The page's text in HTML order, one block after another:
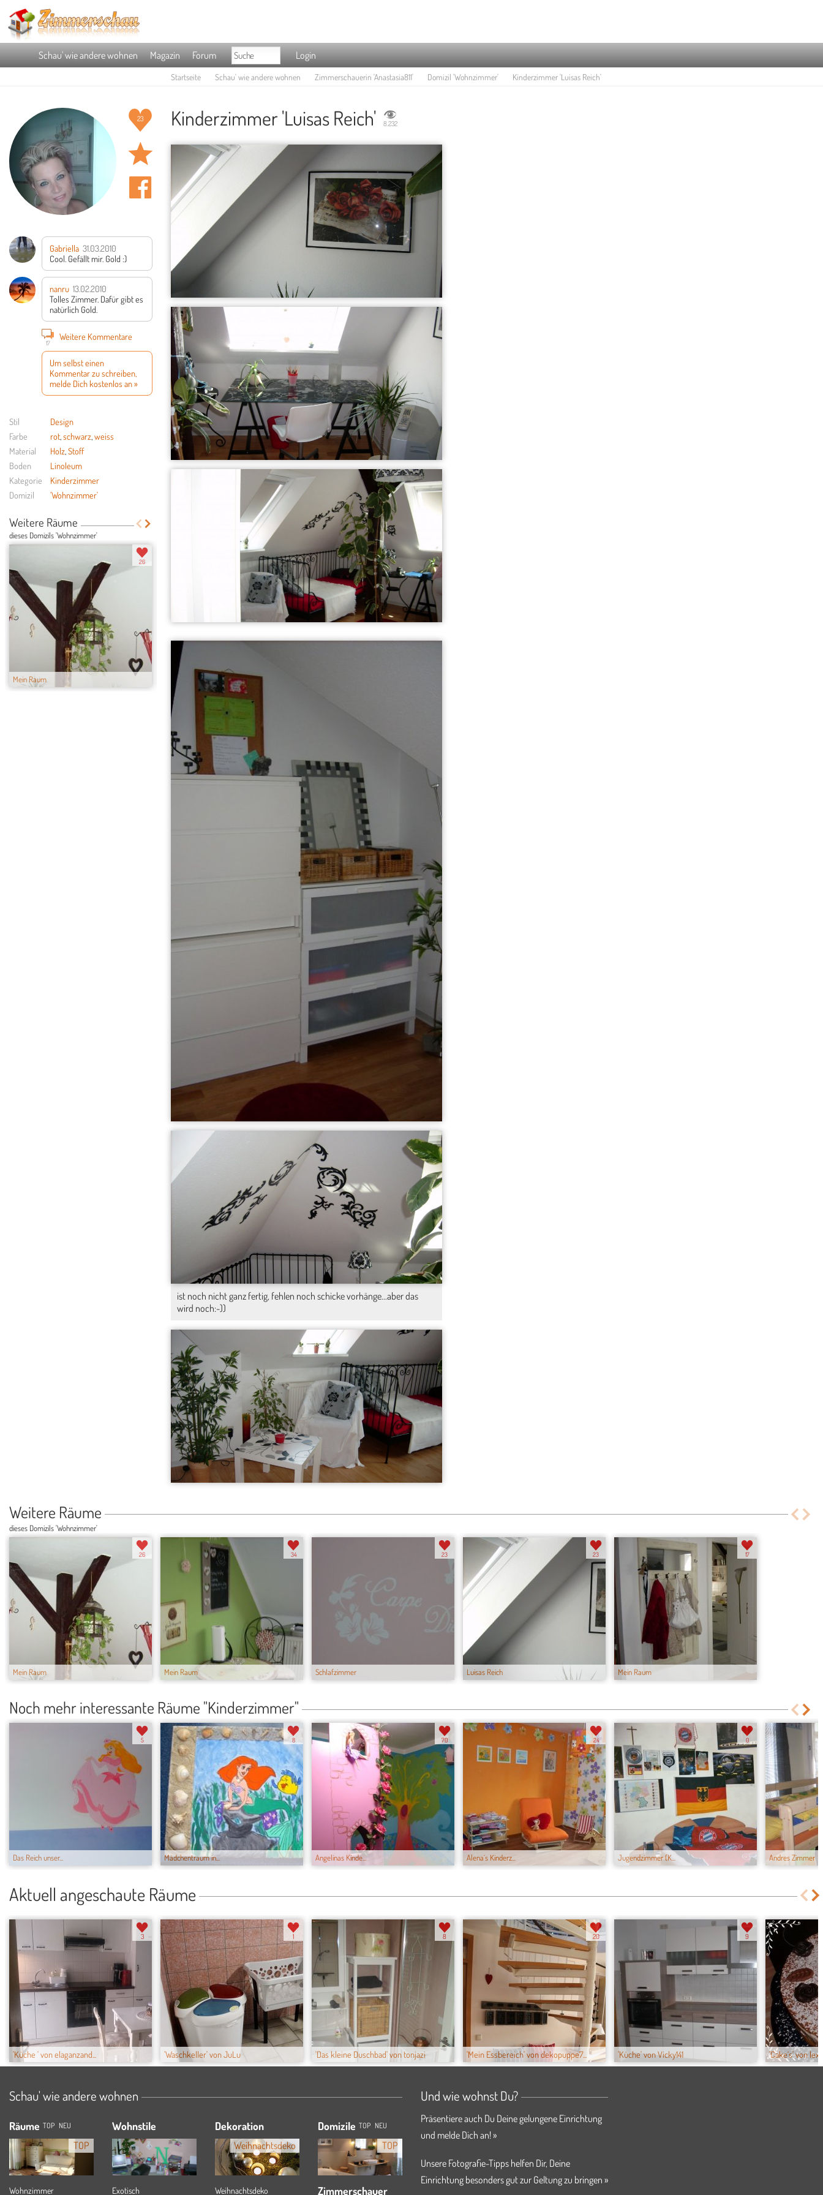
Schau' wie andere wohnen Magazin Forum Login
Startseite Schau' wie andere wohnen Zimmerschauerin 'Anastasia811' Domizil 'Wohnzimmer' Kinderzimmer 'Luisas Reich'
23
Gabriella 31.03.2010
Cool. Gefällt mir. Gold :)
nanru 13.02.2010
Tolles Zimmer. Dafür gibt es
natürlich Gold.
17
Weitere Kommentare
Um selbst einen
Kommentar zu schreiben,
melde Dich kostenlos an »
Stil
Design
Farbe
rot,schwarz,weiss
Material
Holz,Stoff
Boden
Linoleum
Kategorie
Kinderzimmer
Domizil
'Wohnzimmer'
Weitere Räume
dieses Domizils 'Wohnzimmer'
Mein Raum
26
Mein Raum
34 23
Kinderzimmer 'Luisas Reich' 8.232
ist noch nicht ganz fertig, fehlen noch schicke vorhänge...aber das
wird noch:-))
Weitere Räume
dieses Domizils 'Wohnzimmer'
Mein Raum
26
Mein Raum
34
Schlafzimmer
23
Luisas Reich
23
Mein Raum
17
Noch mehr interessante Räume "Kinderzimmer"
Das Reich unser...
5
Mädchentraum in...
8
Angelinas Kinde...
70
Alena´s Kinderz...
24
Jugendzimmer (K...
0
Andres Zimmer
Aktuell angeschaute Räume
'Küche ' von elaganzand...
3
'Waschkeller' von JuLu
1
'Das kleine Duschbad' von tonjazi
8
'Mein Essbereich' von dekopuppe7...
20
'Küche' von Vicky141
9
'Cake´s' von lexi
Schau' wie andere wohnen
Räume TOP NEU
TOP
Wohnzimmer
Wohnstile
Exotisch
Dekoration
Weihnachtsdeko
Weihnachtsdeko
Domizile TOP NEU
TOP
Zimmerschauer
Und wie wohnst Du?
Präsentiere auch Du Deine gelungene Einrichtung
und melde Dich an! »
Unsere Fotografie-Tipps helfen Dir, Deine
Einrichtung besonders gut zur Geltung zu bringen »